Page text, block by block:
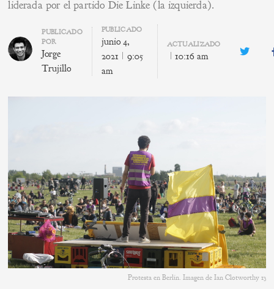
liderada por el partido Die Linke (la izquierda).
Author
PUBLICADO
POR
Jorge
Trujillo
PUBLICADO
junio 4,
2021
9:05
am
ACTUALIZADO
10:16 am Twitter
Protesta en Berlin. Imagen de Ian Clotworthy 13